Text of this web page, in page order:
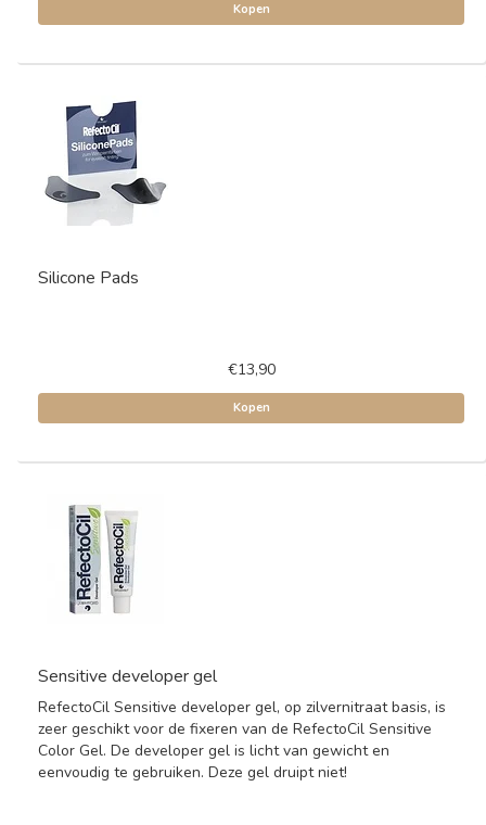
Kopen
Silicone Pads
€13,90
Kopen
Sensitive developer gel
RefectoCil Sensitive developer gel, op zilvernitraat basis, is
zeer geschikt voor de fixeren van de RefectoCil Sensitive
Color Gel. De developer gel is licht van gewicht en
eenvoudig te gebruiken. Deze gel druipt niet!